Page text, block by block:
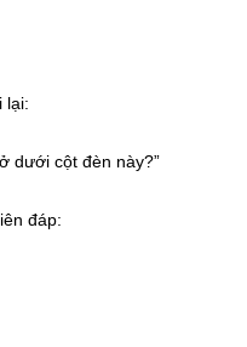
lại:
dưới cột đèn này?”
đáp: